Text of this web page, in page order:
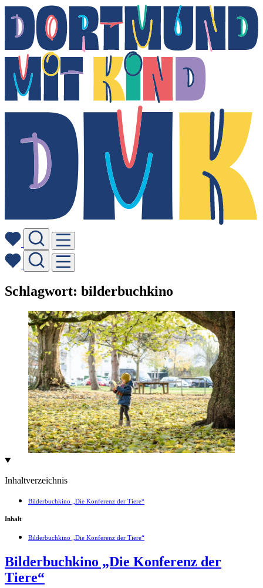
Skip
to
content
Schlagwort: bilderbuchkino
Inhaltverzeichnis
Bilderbuchkino „Die Konferenz der Tiere“
Inhalt
Bilderbuchkino „Die Konferenz der Tiere“
Bilderbuchkino „Die Konferenz der
Tiere“